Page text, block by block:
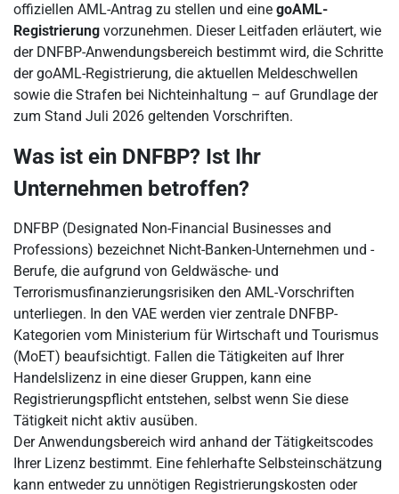
offiziellen AML-Antrag zu stellen und eine goAML-
Registrierung vorzunehmen. Dieser Leitfaden erläutert, wie
der DNFBP-Anwendungsbereich bestimmt wird, die Schritte
der goAML-Registrierung, die aktuellen Meldeschwellen
sowie die Strafen bei Nichteinhaltung – auf Grundlage der
zum Stand Juli 2026 geltenden Vorschriften.
Was ist ein DNFBP? Ist Ihr
Unternehmen betroffen?
DNFBP (Designated Non-Financial Businesses and
Professions) bezeichnet Nicht-Banken-Unternehmen und -
Berufe, die aufgrund von Geldwäsche- und
Terrorismusfinanzierungsrisiken den AML-Vorschriften
unterliegen. In den VAE werden vier zentrale DNFBP-
Kategorien vom Ministerium für Wirtschaft und Tourismus
(MoET) beaufsichtigt. Fallen die Tätigkeiten auf Ihrer
Handelslizenz in eine dieser Gruppen, kann eine
Registrierungspflicht entstehen, selbst wenn Sie diese
Tätigkeit nicht aktiv ausüben.
Der Anwendungsbereich wird anhand der Tätigkeitscodes
Ihrer Lizenz bestimmt. Eine fehlerhafte Selbsteinschätzung
kann entweder zu unnötigen Registrierungskosten oder